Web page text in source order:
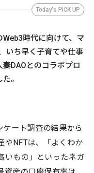
Today's PICK UP
時代に向けて、マ
いち早く子育てや仕事
DAOとのコラボプロ
。
ート調査の結果から
やNFTは、「よくわか
いもの」といったネガ